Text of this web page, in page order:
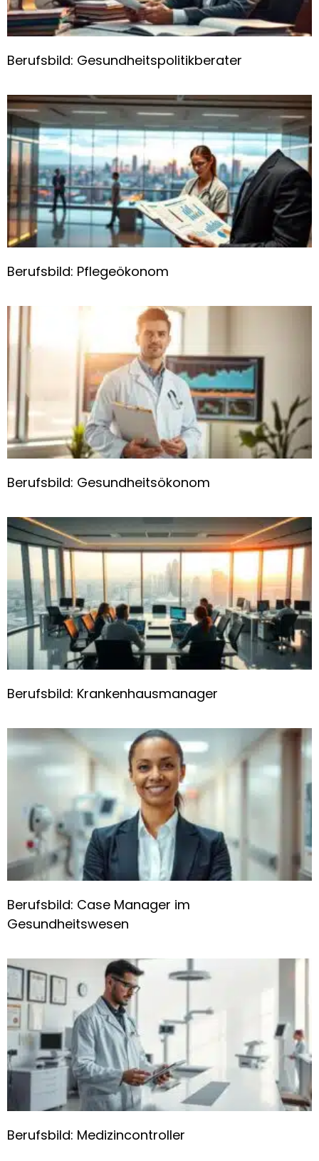
Berufsbild: Gesundheitspolitikberater
Berufsbild: Pflegeökonom
Berufsbild: Gesundheitsökonom
Berufsbild: Krankenhausmanager
Berufsbild: Case Manager im
Gesundheitswesen
Berufsbild: Medizincontroller